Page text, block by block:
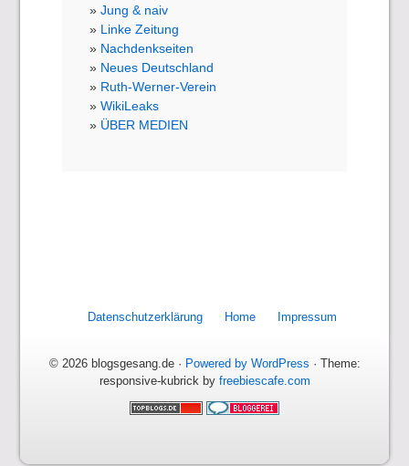
Jung & naiv
Linke Zeitung
Nachdenkseiten
Neues Deutschland
Ruth-Werner-Verein
WikiLeaks
ÜBER MEDIEN
Datenschutzerklärung Home Impressum
© 2026 blogsgesang.de · Powered by WordPress · Theme:
responsive-kubrick by freebiescafe.com